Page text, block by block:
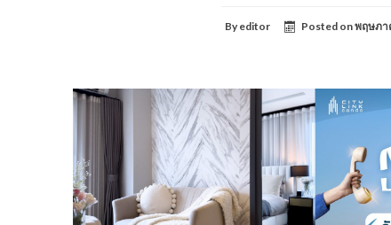
By editor Posted onพฤษภา